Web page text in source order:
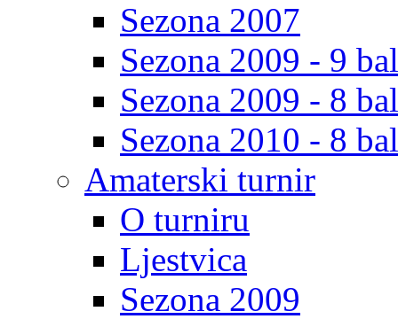
Sezona 2007
Sezona 2009 - 9
Sezona 2009 - 8
Sezona 2010 - 8
Amaterski turnir
O turniru
Ljestvica
Sezona 2009